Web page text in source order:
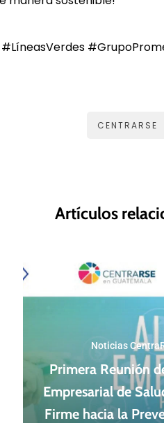
CENTRARSE
Artículos
Noticias
Primera Reunión
Empresarial de
Firme hacia la